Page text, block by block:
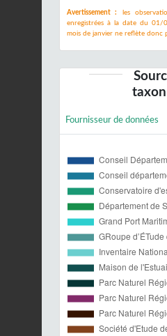
Avertissement :
les
enregistrées à la date du 01/
mois de janvier ne reflète donc
taxon
Fournisseur de données